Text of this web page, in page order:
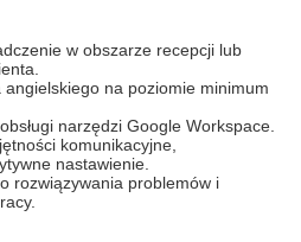
w obszarze recepcji lub
angielskiego na poziomie minimum
narzędzi Google Workspace.
komunikacyjne,
nastawienie.
rozwiązywania problemów i